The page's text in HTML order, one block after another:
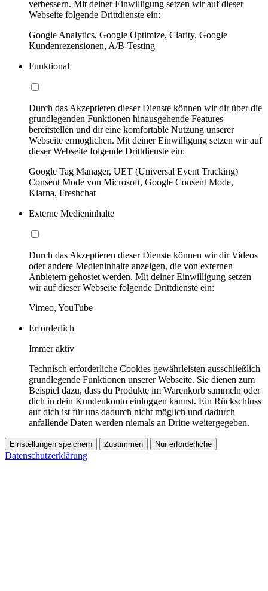
verbessern. Mit deiner Einwilligung setzen wir auf dieser
Webseite folgende Drittdienste ein:
Google Analytics, Google Optimize, Clarity, Google
Kundenrezensionen, A/B-Testing
Funktional
Durch das Akzeptieren dieser Dienste können wir dir über die
grundlegenden Funktionen hinausgehende Features
bereitstellen und dir eine komfortable Nutzung unserer
Webseite ermöglichen. Mit deiner Einwilligung setzen wir auf
dieser Webseite folgende Drittdienste ein:
Google Tag Manager, UET (Universal Event Tracking)
Consent Mode von Microsoft, Google Consent Mode,
Klarna, Freshchat
Externe Medieninhalte
Durch das Akzeptieren dieser Dienste können wir dir Videos
oder andere Medieninhalte anzeigen, die von externen
Anbietern gehostet werden. Mit deiner Einwilligung setzen
wir auf dieser Webseite folgende Drittdienste ein:
Vimeo, YouTube
Erforderlich
Immer aktiv
Technisch erforderliche Cookies gewährleisten ausschließlich
grundlegende Funktionen unserer Webseite. Sie dienen zum
Beispiel dazu, dass du Produkte im Warenkorb sammeln oder
dich in dein Kundenkonto einloggen kannst. Ein Rückschluss
auf dich ist für uns dadurch nicht möglich und dadurch
anfallende Daten werden niemals an Dritte weitergegeben.
Einstellungen speichern Zustimmen Nur erforderliche
Datenschutzerklärung